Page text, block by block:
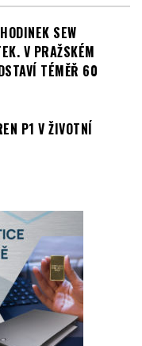
SEW
V PRAŽSKÉM
TÉMĚŘ 60
P1 V ŽIVOTNÍ